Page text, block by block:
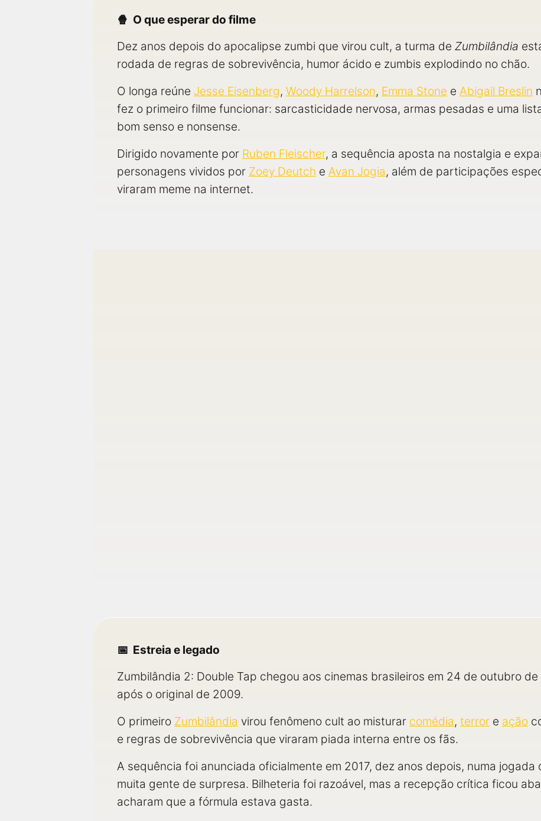
O que esperar do filme
Dez anos depois do apocalipse zumbi que virou cult, a turma de Zumbilândia
rodada de regras de sobrevivência, humor ácido e zumbis explodindo no chão.
O longa reúne Jesse Eisenberg, Woody Harrelson, Emma Stone e Abigail Breslin
fez o primeiro filme funcionar: sarcasticidade nervosa, armas pesadas e uma
bom senso e nonsense.
Dirigido novamente por Ruben Fleischer, a sequência aposta na nostalgia e
personagens vividos por Zoey Deutch e Avan Jogia, além de participações
viraram meme na internet.
Estreia e legado
Zumbilândia 2: Double Tap chegou aos cinemas brasileiros em 24 de outubro
após o original de 2009.
O primeiro Zumbilândia virou fenômeno cult ao misturar comédia, terror e ação
e regras de sobrevivência que viraram piada interna entre os fãs.
A sequência foi anunciada oficialmente em 2017, dez anos depois, numa
muita gente de surpresa. Bilheteria foi razoável, mas a recepção crítica ficou
acharam que a fórmula estava gasta.